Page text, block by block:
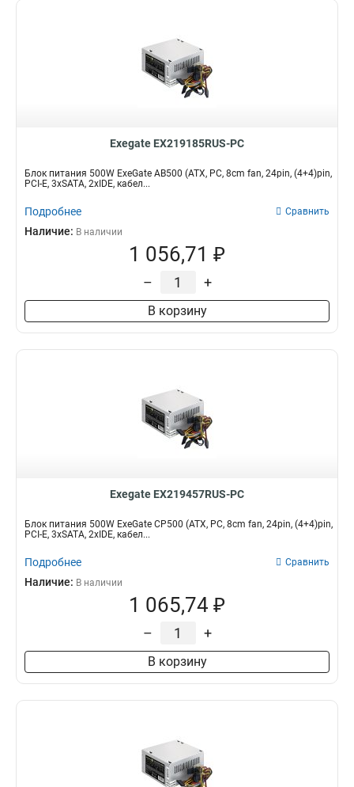
Exegate EX219185RUS-PC
Блок питания 500W ExeGate AB500 (ATX, PC, 8cm fan, 24pin, (4+4)pin,
PCI-E, 3xSATA, 2xIDE, кабел...
Подробнее Сравнить
Наличие: В наличии
1 056,71 ₽
– +
В корзину
Exegate EX219457RUS-PC
Блок питания 500W ExeGate CP500 (ATX, PC, 8cm fan, 24pin, (4+4)pin,
PCI-E, 3xSATA, 2xIDE, кабел...
Подробнее Сравнить
Наличие: В наличии
1 065,74 ₽
– +
В корзину